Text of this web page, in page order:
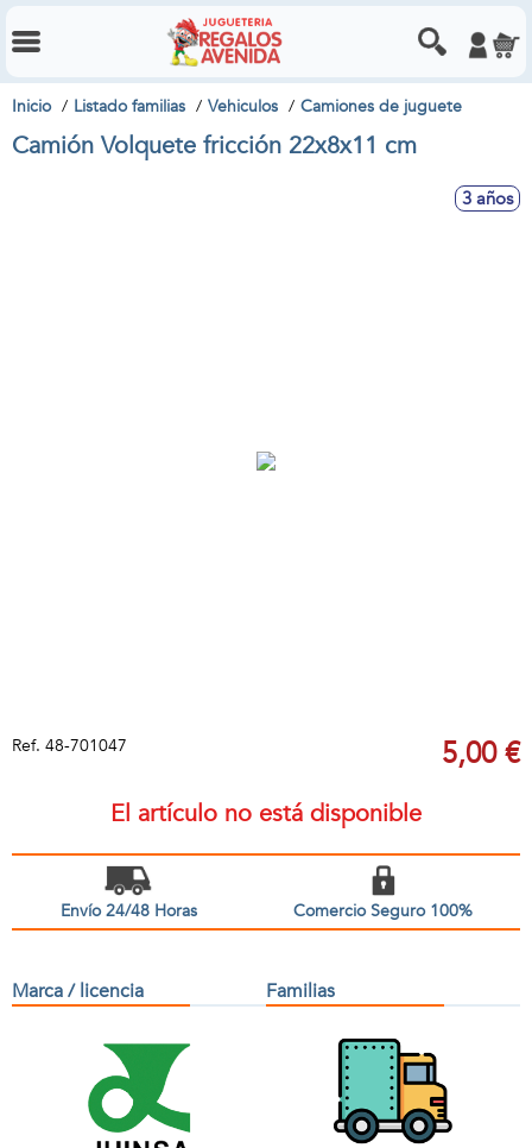
Inicio Listado familias Vehiculos Camiones de juguete
Camión Volquete fricción 22x8x11 cm
3 años
Ref. 48-701047 5,00 €
El artículo no está disponible
Envío 24/48 Horas Comercio Seguro 100%
Marca / licencia Familias